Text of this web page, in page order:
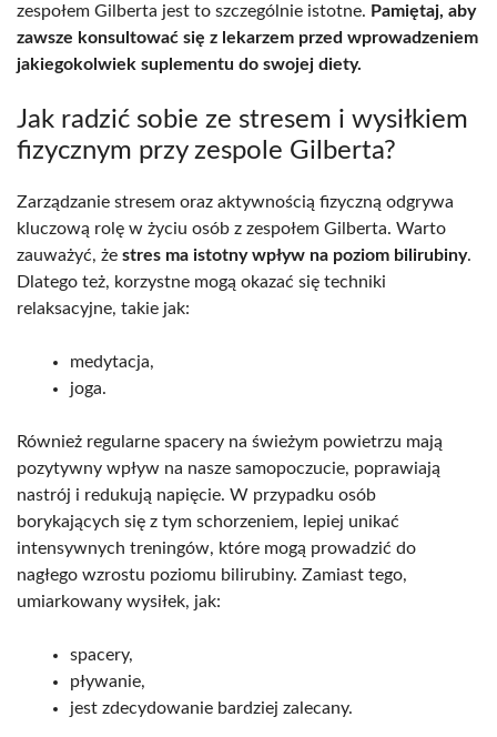
zespołem Gilberta jest to szczególnie istotne. Pamiętaj, aby
zawsze konsultować się z lekarzem przed wprowadzeniem
jakiegokolwiek suplementu do swojej diety.
Jak radzić sobie ze stresem i wysiłkiem
fizycznym przy zespole Gilberta?
Zarządzanie stresem oraz aktywnością fizyczną odgrywa
kluczową rolę w życiu osób z zespołem Gilberta. Warto
zauważyć, że stres ma istotny wpływ na poziom bilirubiny.
Dlatego też, korzystne mogą okazać się techniki
relaksacyjne, takie jak:
medytacja,
joga.
Również regularne spacery na świeżym powietrzu mają
pozytywny wpływ na nasze samopoczucie, poprawiają
nastrój i redukują napięcie. W przypadku osób
borykających się z tym schorzeniem, lepiej unikać
intensywnych treningów, które mogą prowadzić do
nagłego wzrostu poziomu bilirubiny. Zamiast tego,
umiarkowany wysiłek, jak:
spacery,
pływanie,
jest zdecydowanie bardziej zalecany.